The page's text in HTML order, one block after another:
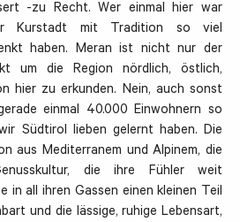
-zu Recht. Wer einmal hier war
Kurstadt mit Tradition so viel
haben. Meran ist nicht nur der
um die Region nördlich, östlich,
hier zu erkunden. Nein, auch sonst
einmal 40.000 Einwohnern so
Südtirol lieben gelernt haben. Die
aus Mediterranem und Alpinem, die
die ihre Fühler weit
in all ihren Gassen einen kleinen Teil
und die lässige, ruhige Lebensart,